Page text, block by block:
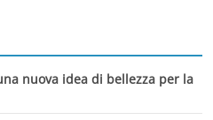
nuova idea di bellezza per la